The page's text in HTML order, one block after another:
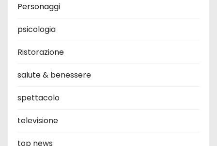
Personaggi
psicologia
Ristorazione
salute & benessere
spettacolo
televisione
top news